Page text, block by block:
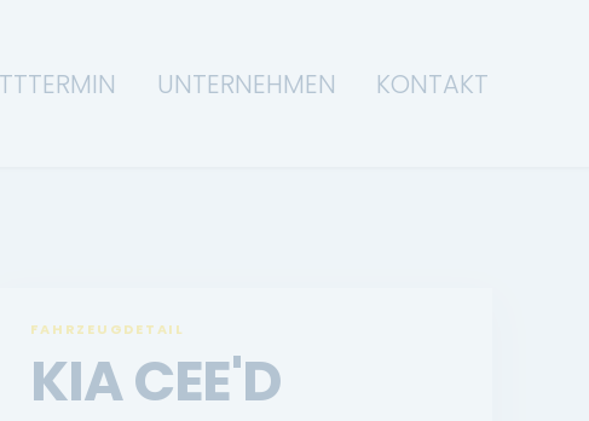
UNTERNEHMEN KONTAKT
FAHRZEUGDETAIL
KIA CEE'D